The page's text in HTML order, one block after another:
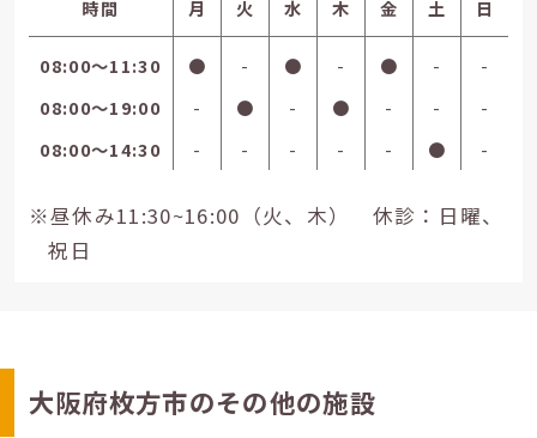
時間 月 火 水 木 金 土 日
08:00〜11:30 ● - ● - ● -
-
08:00〜19:00
- ● - ● - -
-
08:00〜14:30
- - - - - ● -
※昼休み11:30~16:00（火、木） 休診：日曜、
祝日
大阪府枚方市のその他の施設